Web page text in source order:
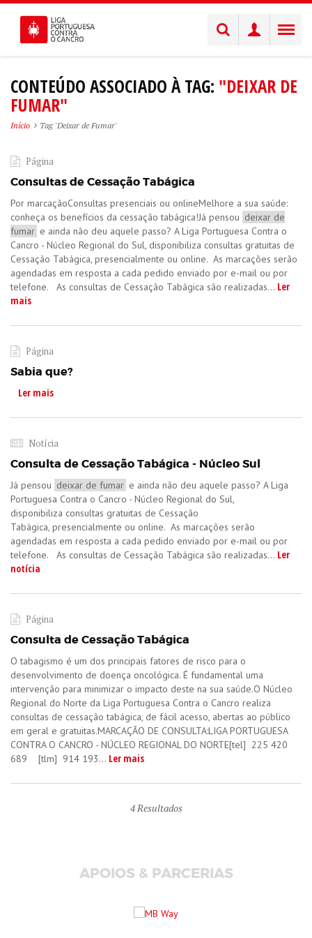
CONTEÚDO ASSOCIADO À TAG: "DEIXAR DE
FUMAR"
Início Tag 'Deixar de Fumar'
Página
Consultas de Cessação Tabágica
Por marcação​Consultas presenciais ou online​Melhore a sua saúde:
conheça os benefícios da cessação tabágica!Já pensou deixar de
fumar e ainda não deu aquele passo? A Liga Portuguesa Contra o
Cancro - Núcleo Regional do Sul, disponibiliza consultas gratuitas de
Cessação Tabágica, presencialmente ou online. As marcações serão
agendadas em resposta a cada pedido enviado por e-mail ou por
telefone. As consultas de Cessação Tabágica são realizadas... Ler
mais
Página
Sabia que?
Ler mais
Notícia
Consulta de Cessação Tabágica - Núcleo Sul
Já pensou deixar de fumar e ainda não deu aquele passo? A Liga
Portuguesa Contra o Cancro - Núcleo Regional do Sul,
disponibiliza consultas gratuitas de Cessação
Tabágica, presencialmente ou online. As marcações serão
agendadas em resposta a cada pedido enviado por e-mail ou por
telefone. As consultas de Cessação Tabágica são realizadas... Ler
notícia
Página
Consulta de Cessação Tabágica
​O tabagismo é um dos principais fatores de risco para o
desenvolvimento de doença oncológica. É fundamental uma
intervenção para minimizar o impacto deste na sua saúde.O Núcleo
Regional do Norte da Liga Portuguesa Contra o Cancro realiza
consultas de cessação tabágica, de fácil acesso, abertas ao público
em geral e gratuitas.​MARCAÇÃO DE CONSULTA:LIGA PORTUGUESA
CONTRA O CANCRO - NÚCLEO REGIONAL DO NORTE[tel] 225 420
689 [tlm] 914 193... Ler mais
4Resultados
APOIOS & PARCERIAS